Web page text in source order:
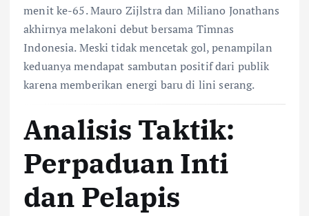
menit ke-65. Mauro Zijlstra dan Miliano Jonathans
akhirnya melakoni debut bersama Timnas
Indonesia. Meski tidak mencetak gol, penampilan
keduanya mendapat sambutan positif dari publik
karena memberikan energi baru di lini serang.
Analisis Taktik:
Perpaduan Inti
dan Pelapis